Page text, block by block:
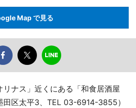
Map で見る
ナス」近くにある「和食居酒屋
田区太平3、TEL 03-6914-3855）